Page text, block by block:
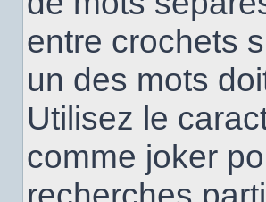
entre crochets
un des mots
Utilisez le
comme joker